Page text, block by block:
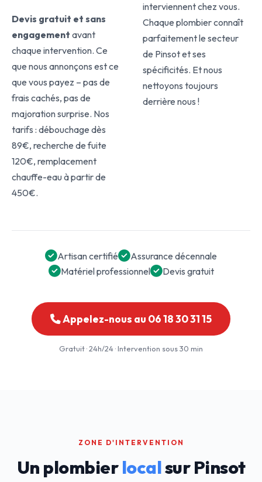
Devis gratuit et sans
engagement avant
chaque intervention. Ce
que nous annonçons est ce
que vous payez – pas de
frais cachés, pas de
majoration surprise. Nos
tarifs : débouchage dès
89€, recherche de fuite
120€, remplacement
chauffe-eau à partir de
450€.
interviennent chez vous.
Chaque plombier connaît
parfaitement le secteur
de Pinsot et ses
spécificités. Et nous
nettoyons toujours
derrière nous !
Artisan certifié
Assurance décennale
Matériel professionnel
Devis gratuit
Appelez-nous au 06 18 30 31 15
Gratuit · 24h/24 · Intervention sous 30 min
ZONE D'INTERVENTION
Un plombierlocalsur Pinsot